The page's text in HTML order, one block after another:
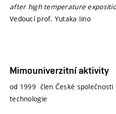
after high temperature
Vedoucí prof. Yutaka Iino
Mimouniverzitní aktivity
od 1999 člen České
technologie